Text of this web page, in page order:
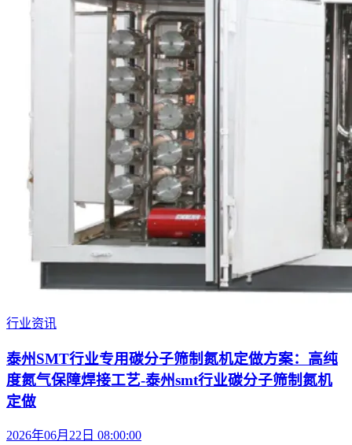
行业资讯
泰州SMT行业专用碳分子筛制氮机定做方案：高纯
度氮气保障焊接工艺-泰州smt行业碳分子筛制氮机
定做
2026年06月22日 08:00:00